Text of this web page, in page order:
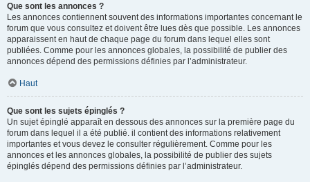
Que sont les annonces ?
Les annonces contiennent souvent des informations importantes concernant le
forum que vous consultez et doivent être lues dès que possible. Les annonces
apparaissent en haut de chaque page du forum dans lequel elles sont
publiées. Comme pour les annonces globales, la possibilité de publier des
annonces dépend des permissions définies par l’administrateur.
Haut
Que sont les sujets épinglés ?
Un sujet épinglé apparaît en dessous des annonces sur la première page du
forum dans lequel il a été publié. il contient des informations relativement
importantes et vous devez le consulter régulièrement. Comme pour les
annonces et les annonces globales, la possibilité de publier des sujets
épinglés dépend des permissions définies par l’administrateur.